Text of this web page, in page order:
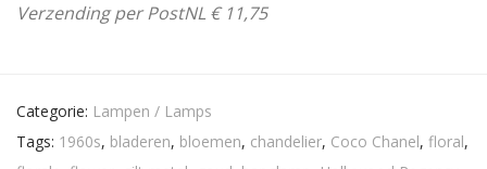
Verzending per PostNL € 11,75
Categorie: Lampen / Lamps
Tags: 1960s, bladeren, bloemen, chandelier, Coco Chanel, floral,